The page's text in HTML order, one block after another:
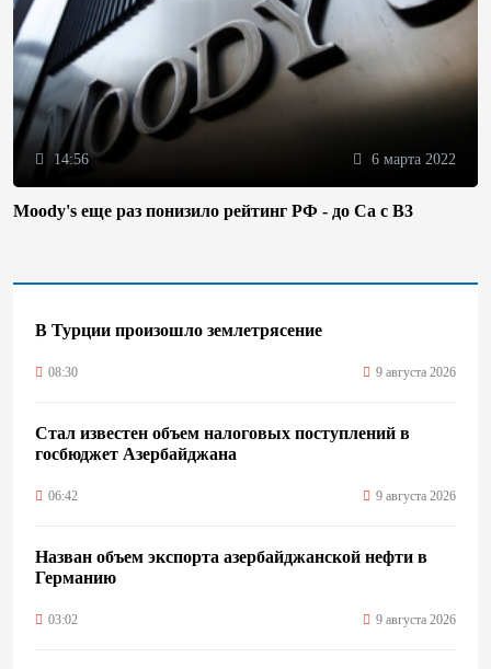
14:56 6 марта 2022
Moody's еще раз понизило рейтинг РФ - до Ca с B3
В Турции произошло землетрясение
08:30 9 августа 2026
Стал известен объем налоговых поступлений в
госбюджет Азербайджана
06:42 9 августа 2026
Назван объем экспорта азербайджанской нефти в
Германию
03:02 9 августа 2026